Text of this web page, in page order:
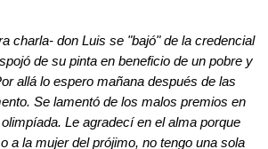
charla- don Luis se "bajó" de la credencial
de su pinta en beneficio de un pobre y
allá lo espero mañana después de las
Se lamentó de los malos premios en
Le agradecí en el alma porque
a la mujer del prójimo, no tengo una sola